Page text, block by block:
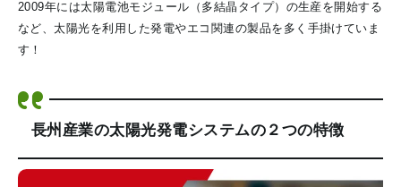
2009年には太陽電池モジュール（多結晶タイプ）の生産を開始する
など、太陽光を利用した発電やエコ関連の製品を多く手掛けていま
す！
長州産業の太陽光発電システムの２つの特徴